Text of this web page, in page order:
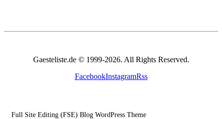
Gaesteliste.de © 1999-2026. All Rights Reserved.
FacebookInstagramRss
Full Site Editing (FSE) Blog WordPress Theme